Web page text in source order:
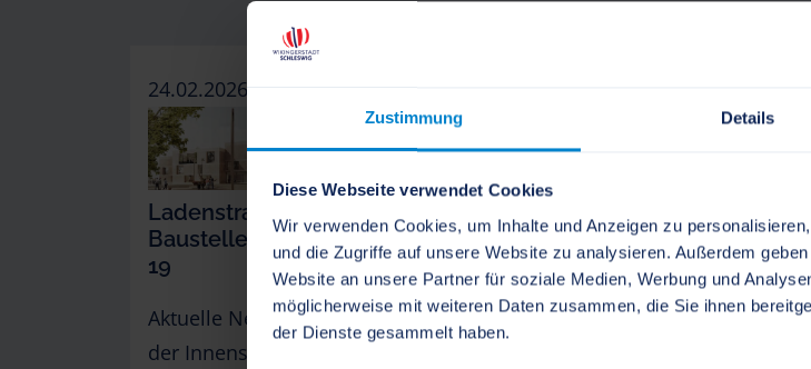
Zustimmung Details
Diese Webseite verwendet Cookies
Wir verwenden Cookies, um Inhalte und Anzeigen zu
und die Zugriffe auf unsere Website zu analysieren. Außerdem
Website an unsere Partner für soziale Medien, Werbung und
möglicherweise mit weiteren Daten zusammen, die Sie ihnen
der Dienste gesammelt haben.
24.02.2026
Ladenstraße Schleswig
Baustellen-News - Nr.
19
Aktuelle Neuigkeiten bzgl.
der Innenstadtsanierung
während der
Umbauphase
Tipps zu Mobilität und
18